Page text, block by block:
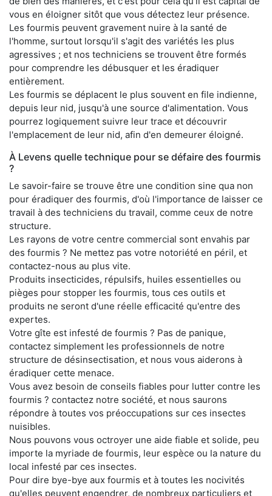
vous en éloigner sitôt que vous détectez leur présence.
Les fourmis peuvent gravement nuire à la santé de
l'homme, surtout lorsqu'il s'agit des variétés les plus
agressives ; et nos techniciens se trouvent être formés
pour comprendre les débusquer et les éradiquer
entièrement.
Les fourmis se déplacent le plus souvent en file indienne,
depuis leur nid, jusqu'à une source d'alimentation. Vous
pourrez logiquement suivre leur trace et découvrir
l'emplacement de leur nid, afin d'en demeurer éloigné.
À Levens quelle technique pour se défaire des fourmis
?
Le savoir-faire se trouve être une condition sine qua non
pour éradiquer des fourmis, d'où l'importance de laisser ce
travail à des techniciens du travail, comme ceux de notre
structure.
Les rayons de votre centre commercial sont envahis par
des fourmis ? Ne mettez pas votre notoriété en péril, et
contactez-nous au plus vite.
Produits insecticides, répulsifs, huiles essentielles ou
pièges pour stopper les fourmis, tous ces outils et
produits ne seront d'une réelle efficacité qu'entre des
expertes.
Votre gîte est infesté de fourmis ? Pas de panique,
contactez simplement les professionnels de notre
structure de désinsectisation, et nous vous aiderons à
éradiquer cette menace.
Vous avez besoin de conseils fiables pour lutter contre les
fourmis ? contactez notre société, et nous saurons
répondre à toutes vos préoccupations sur ces insectes
nuisibles.
Nous pouvons vous octroyer une aide fiable et solide, peu
importe la myriade de fourmis, leur espèce ou la nature du
local infesté par ces insectes.
Pour dire bye-bye aux fourmis et à toutes les nocivités
qu'elles peuvent engendrer, de nombreux particuliers et